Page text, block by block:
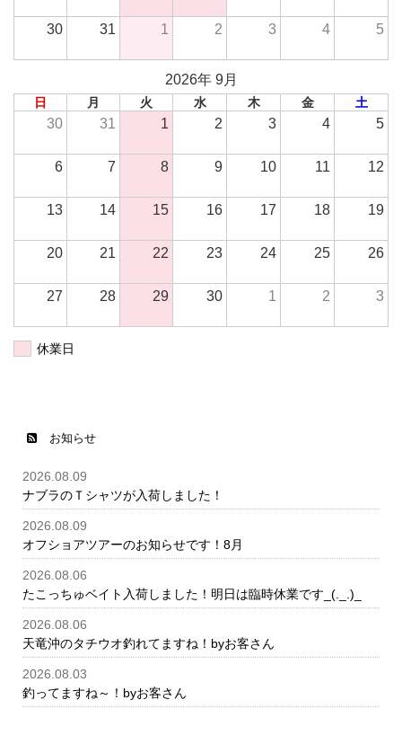
30 31 1 2 3 4 5
2026年 9月
日 月 火 水 木 金 土
30 31 1 2 3 4 5
6 7 8 9 10 11 12
13 14 15 16 17 18 19
20 21 22 23 24 25 26
27 28 29 30 1 2 3
休業日
お知らせ
2026.08.09
ナブラのＴシャツが入荷しました！
2026.08.09
オフショアツアーのお知らせです！8月
2026.08.06
たこっちゅベイト入荷しました！明日は臨時休業です_(._.)_
2026.08.06
天竜沖のタチウオ釣れてますね！byお客さん
2026.08.03
釣ってますね～！byお客さん